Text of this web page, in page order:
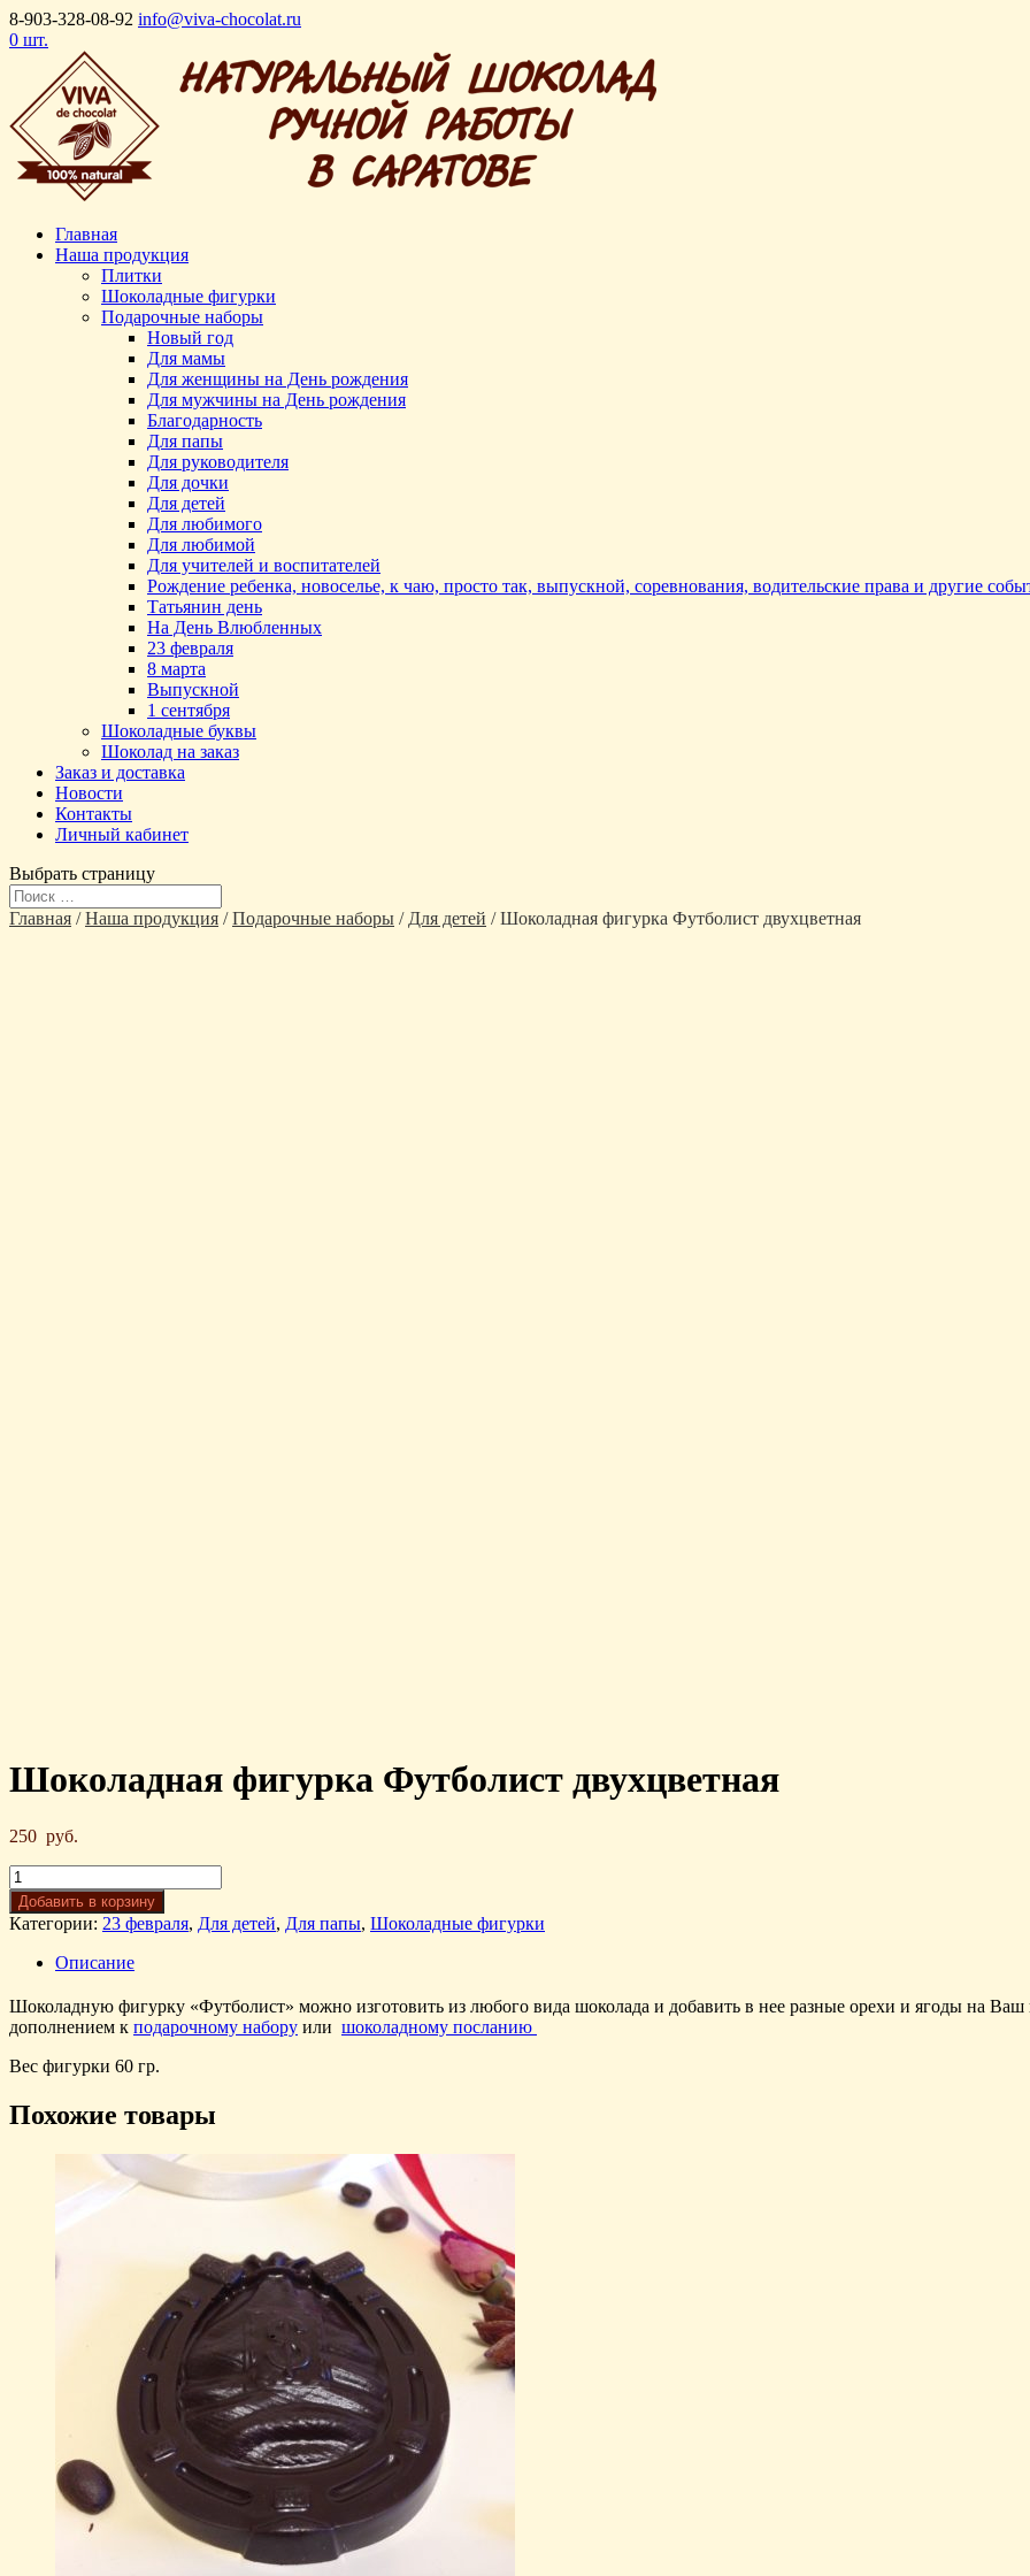
8-903-328-08-92 info@viva-chocolat.ru
0 шт.
Главная
Наша продукция
Плитки
Шоколадные фигурки
Подарочные наборы
Новый год
Для мамы
Для женщины на День рождения
Для мужчины на День рождения
Благодарность
Для папы
Для руководителя
Для дочки
Для детей
Для любимого
Для любимой
Для учителей и воспитателей
Рождение ребенка, новоселье, к чаю, просто так, выпускной, соревнования, водительские права и другие
Татьянин день
На День Влюбленных
23 февраля
8 марта
Выпускной
1 сентября
Шоколадные буквы
Шоколад на заказ
Заказ и доставка
Новости
Контакты
Личный кабинет
Выбрать страницу
Главная /Наша продукция /Подарочные наборы / Для детей / Шоколадная фигурка Футболист двухцветная
Шоколадная фигурка Футболист двухцветная
250 руб.
Добавить в корзину
Категории: 23 февраля, Для детей, Для папы, Шоколадные фигурки
Описание
Шоколадную фигурку «Футболист» можно изготовить из любого вида шоколада и добавить в нее разные орехи и ягоды на
дополнением к подарочному набору или шоколадному посланию
Вес фигурки 60 гр.
Похожие товары